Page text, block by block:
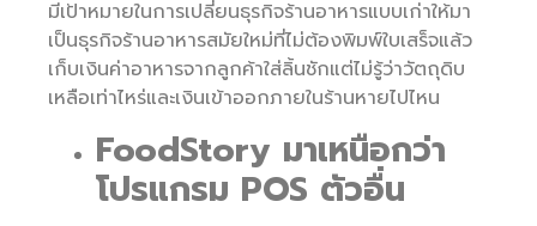
มีเป้าหมายในการเปลี่ยนธุรกิจร้านอาหารแบบเก่าให้มา
เป็นธุรกิจร้านอาหารสมัยใหม่ที่ไม่ต้องพิมพ์ใบเสร็จแล้ว
เก็บเงินค่าอาหารจากลูกค้าใส่ลิ้นชักแต่ไม่รู้ว่าวัตถุดิบ
เหลือเท่าไหร่และเงินเข้าออกภายในร้านหายไปไหน
FoodStory มาเหนือกว่า
โปรแกรม POS ตัวอื่น